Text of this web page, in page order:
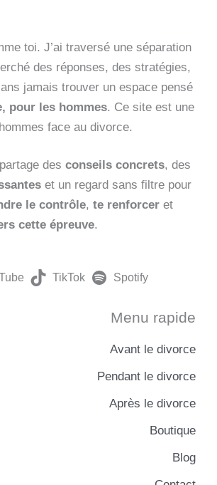
toi. J’ai traversé une séparation
des réponses, des stratégies,
jamais trouver un espace pensé
pour les hommes. Ce site est une
face au divorce.
des conseils concrets, des
et un regard sans filtre pour
le contrôle, te renforcer et
cette épreuve.
TikTok Spotify
Menu rapide
Avant le divorce
Pendant le divorce
Après le divorce
Boutique
Blog